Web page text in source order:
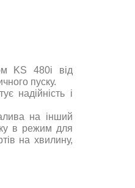
KS 480i від
пуску.
надійність і
на
інший
в режим для
на хвилину,